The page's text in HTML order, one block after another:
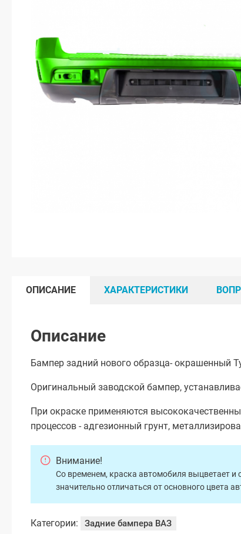
ОПИСАНИЕ ХАРАКТЕРИСТИКИ
Описание
Бампер задний нового образца- окрашенный
Оригинальный заводской бампер,
При окраске применяются
процессов - адгезионный грунт,
Внимание!
Со временем, краска автомобиля выцветает и
значительно отличаться от основного цвета
Категории: Задние бампера ВАЗ